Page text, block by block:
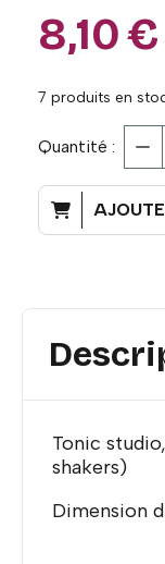
8,10€
7 produits en
Quantité :
Tonic
shakers)
Dimension